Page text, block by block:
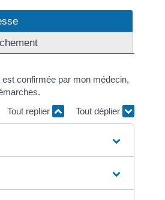
confirmée par mon médecin,
Tout replier
Tout déplier